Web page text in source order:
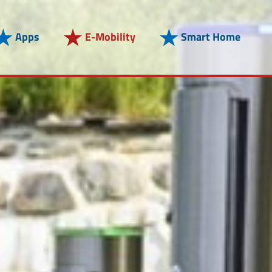
Apps E-Mobility Smart Home